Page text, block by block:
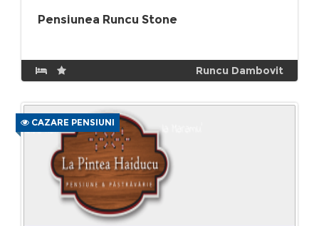
Pensiunea Runcu Stone
Runcu Dambovit
CAZARE PENSIUNI